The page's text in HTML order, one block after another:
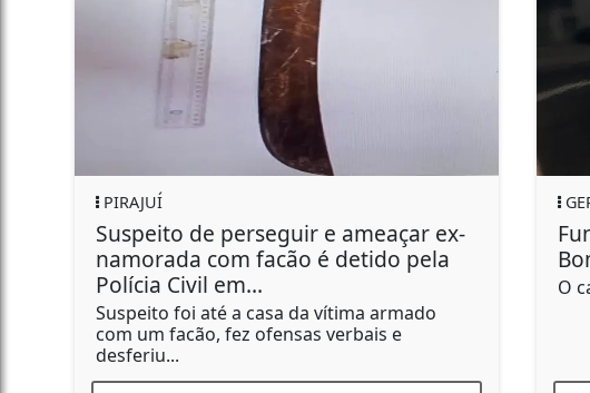
GERAL
Funcionário que matou 3 colegas na
Bombril morre no DP
O caso é tratado pela polícia como suicídio.